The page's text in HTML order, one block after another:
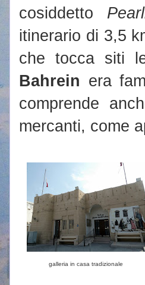
cosiddetto
itinerario di 3,5
che tocca siti
Bahrein era
comprende
mercanti, come
galleria in casa tradizionale